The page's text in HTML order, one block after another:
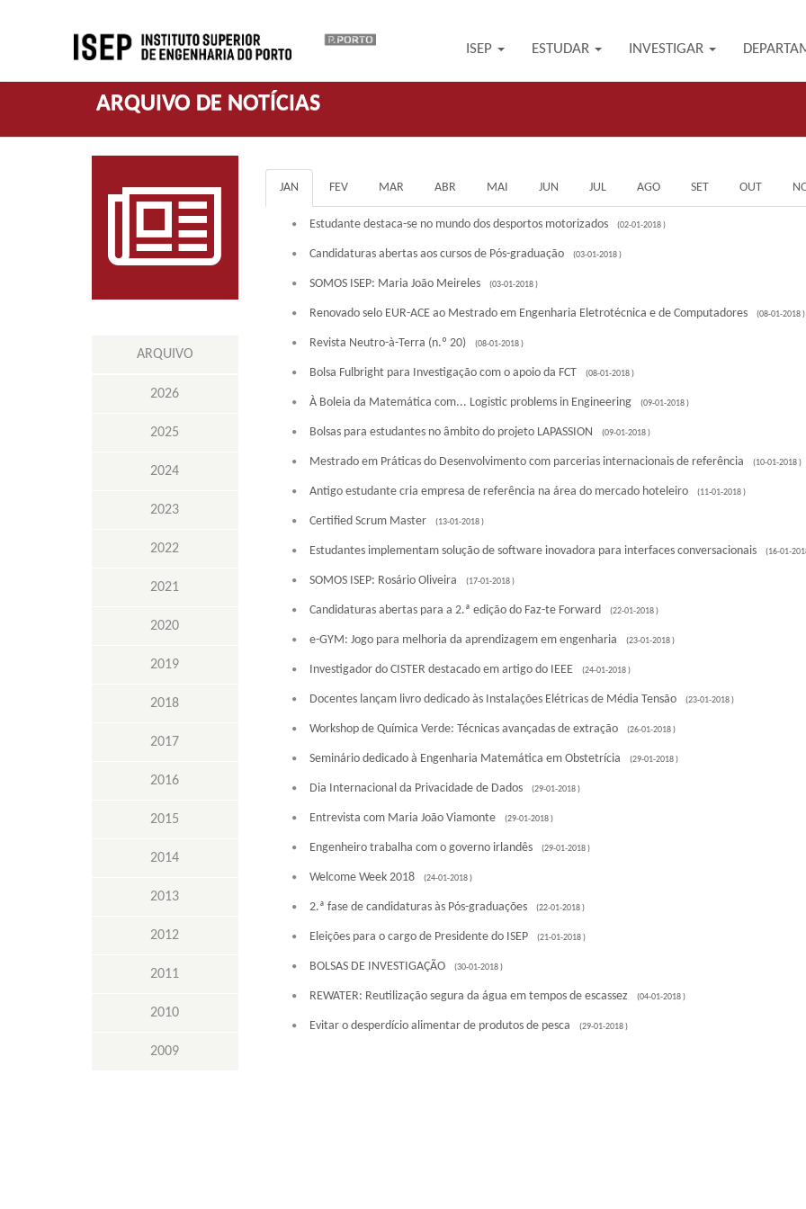
ISEP ESTUDAR INVESTIGAR
ARQUIVO DE NOTÍCIAS
ARQUIVO
2026
2025
2024
2023
2022
2021
2020
2019
2018
2017
2016
2015
2014
2013
2012
2011
2010
2009
JAN FEV MAR ABR MAI JUN JUL AGO SET OUT
Estudante destaca-se no mundo dos desportos motorizados (02-01-2018 )
Candidaturas abertas aos cursos de Pós-graduação (03-01-2018 )
SOMOS ISEP: Maria João Meireles (03-01-2018 )
Renovado selo EUR-ACE ao Mestrado em Engenharia Eletrotécnica e de Computadores (08-01-2018 )
Revista Neutro-à-Terra (n.º 20) (08-01-2018 )
Bolsa Fulbright para Investigação com o apoio da FCT (08-01-2018 )
À Boleia da Matemática com... Logistic problems in Engineering (09-01-2018 )
Bolsas para estudantes no âmbito do projeto LAPASSION (09-01-2018 )
Mestrado em Práticas do Desenvolvimento com parcerias internacionais de referência (10-01-2018 )
Antigo estudante cria empresa de referência na área do mercado hoteleiro (11-01-2018 )
Certified Scrum Master (13-01-2018 )
Estudantes implementam solução de software inovadora para interfaces conversacionais (16-01-
SOMOS ISEP: Rosário Oliveira (17-01-2018 )
Candidaturas abertas para a 2.ª edição do Faz-te Forward (22-01-2018 )
e-GYM: Jogo para melhoria da aprendizagem em engenharia (23-01-2018 )
Investigador do CISTER destacado em artigo do IEEE (24-01-2018 )
Docentes lançam livro dedicado às Instalações Elétricas de Média Tensão (23-01-2018 )
Workshop de Química Verde: Técnicas avançadas de extração (26-01-2018 )
Seminário dedicado à Engenharia Matemática em Obstetrícia (29-01-2018 )
Dia Internacional da Privacidade de Dados (29-01-2018 )
Entrevista com Maria João Viamonte (29-01-2018 )
Engenheiro trabalha com o governo irlandês (29-01-2018 )
Welcome Week 2018 (24-01-2018 )
2.ª fase de candidaturas às Pós-graduações (22-01-2018 )
Eleições para o cargo de Presidente do ISEP (21-01-2018 )
BOLSAS DE INVESTIGAÇÃO (30-01-2018 )
REWATER: Reutilização segura da água em tempos de escassez (04-01-2018 )
Evitar o desperdício alimentar de produtos de pesca (29-01-2018 )